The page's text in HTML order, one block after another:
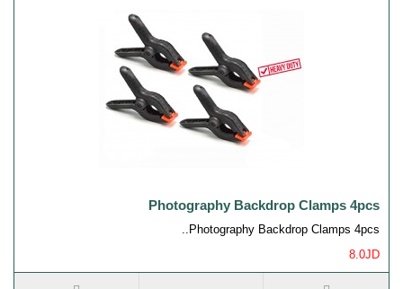
Photography Backdrop Clamps 4pcs
Photography Backdrop Clamps 4pcs..
8.0JD